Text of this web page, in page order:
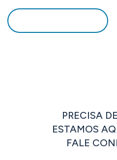
PRECISA
ESTAMOS
FALE